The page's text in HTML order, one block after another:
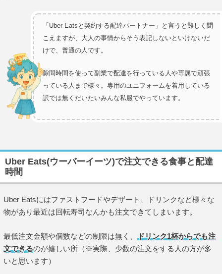
「Uber Eatsと契約する配達パートナー」と言うと難しく聞
こえますが、大人の事情からそう表記しないといけないだ
けで、普通の人です。
隙間時間を使って副業で配達を行っている人や専属で頑張
っている人まで様々。専用のユニフォームを着用している
訳では無くだいたいみんな私服でやっています。
Uber Eats(ウーバーイーツ)で注文できる食事と配達
時間
Uber Eatsにはファストフードやデザート、ドリンクなど様々な
物があり最近は回転寿司なんかも注文できてしまいます。
最低注文金額や個数などの制限は無く、 ドリンク1杯からでも注
文できるのが嬉しい所（※実際、少数の注文をする人の方が多
いと思います）